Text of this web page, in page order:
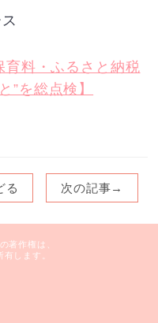
育料・ふるさと納税
”を総点検】
る 次の記事→
著作権は、
します。